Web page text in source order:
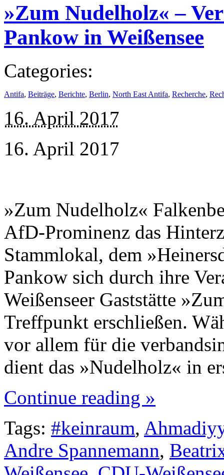
»Zum Nudelholz« –
Pankow in Weißensee
Categories:
Antifa, Beiträge, Berichte, Berlin, North East Antifa, Recherche,
16. April 2017
16. April 2017
»Zum Nudelholz«
AfD-Prominenz das
Stammlokal, dem
Pankow sich durch ihre
Weißenseer Gaststätte
Treffpunkt erschließen.
vor allem für die
dient das »Nudelholz« in
Continue reading »
Tags: #keinraum,
Andre Spannemann,